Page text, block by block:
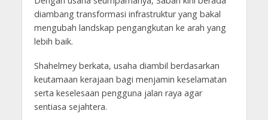
diambang transformasi infrastruktur yang bakal
mengubah landskap pengangkutan ke arah yang
lebih baik.
Shahelmey berkata, usaha diambil berdasarkan
keutamaan kerajaan bagi menjamin keselamatan
serta keselesaan pengguna jalan raya agar
sentiasa sejahtera.